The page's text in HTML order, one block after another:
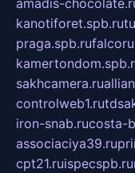
amadis-
kanotiforet.spb.ru
praga.spb.ru
sakhcamera.ru
controlweb1.ru
iron-snab.rucosta-
associaciya39.ru
cpt21.ruispecspb.ru